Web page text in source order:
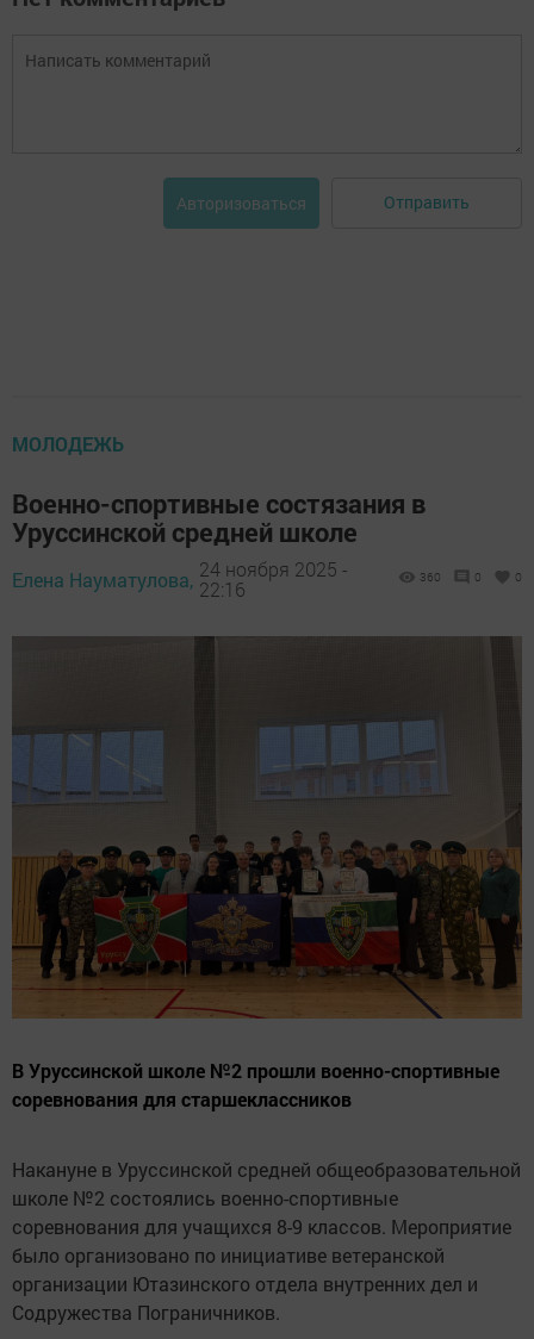
Авторизоваться Отправить
МОЛОДЕЖЬ
Военно-спортивные состязания в
Уруссинской средней школе
Елена Науматулова, 24 ноября 2025 -
22:16
360 0 0
В Уруссинской школе №2 прошли военно-спортивные
соревнования для старшеклассников
Накануне в Уруссинской средней общеобразовательной
школе №2 состоялись военно-спортивные
соревнования для учащихся 8-9 классов. Мероприятие
было организовано по инициативе ветеранской
организации Ютазинского отдела внутренних дел и
Содружества Пограничников.